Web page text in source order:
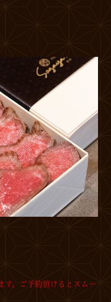
。ご予約頂けるとスムー